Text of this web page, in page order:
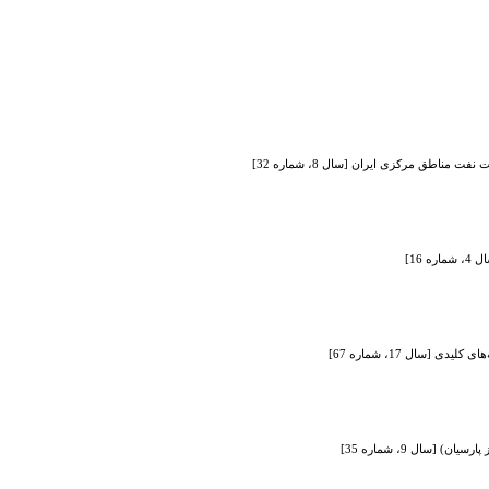
مرکزی ایران [سال 8، شماره 32]
17، شماره 67]
9، شماره 35]